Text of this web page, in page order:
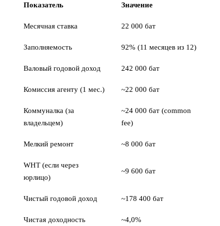
Показатель Значение
Месячная ставка 22 000 бат
Заполняемость 92% (11 месяцев из 12)
Валовый годовой доход 242 000 бат
Комиссия агенту (1 мес.) ~22 000 бат
Коммуналка (за
владельцем)
~24 000 бат (common
fee)
Мелкий ремонт ~8 000 бат
WHT (если через
юрлицо)
~9 600 бат
Чистый годовой доход ~178 400 бат
Чистая доходность ~4,0%